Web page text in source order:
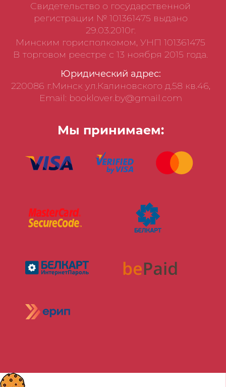
Свидетельство о государственной
регистрации № 101361475 выдано
29.03.2010г.
Минским горисполкомом, УНП 101361475
В торговом реестре с 13 ноября 2015 года.
Юридический адрес:
220086 г.Минск ул.Калиновского д.58 кв.46,
Email: booklover.by@gmail.com
Мы принимаем: